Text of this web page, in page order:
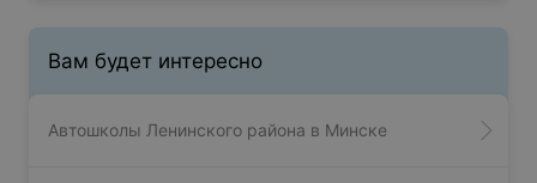
Вам будет интересно
Автошколы Ленинского района в Минске